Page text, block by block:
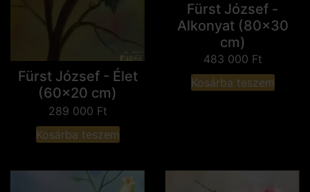
Fürst József - Élet
(60x20 cm)
289 000 Ft
Kosárba teszem
Fürst József -
Alkonyat (80x30
cm)
483 000 Ft
Kosárba teszem